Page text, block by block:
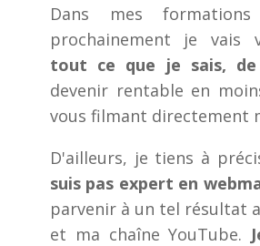
Dans mes
prochainement je vais
tout ce que je sais,
devenir rentable en
vous filmant directement
D'ailleurs, je tiens à
suis pas expert en
parvenir à un tel résultat
et ma chaîne YouTube.